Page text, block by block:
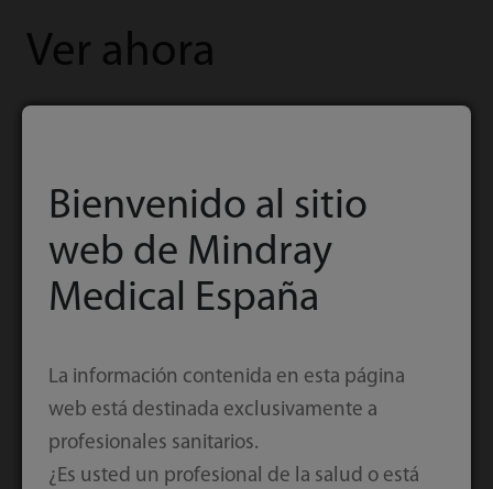
Ver ahora
Bienvenido al sitio
web de Mindray
Medical España
La información contenida en esta página
web está destinada exclusivamente a
profesionales sanitarios.
¿Es usted un profesional de la salud o está